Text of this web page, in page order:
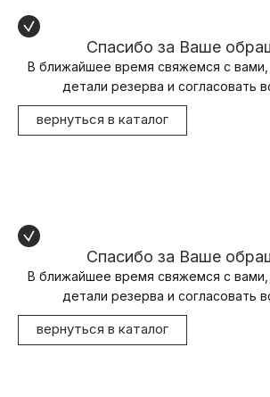
Спасибо за Ваше
В ближайшее время свяжемся с вами,
детали резерва и согласовать
вернуться в каталог
Спасибо за Ваше
В ближайшее время свяжемся с вами,
детали резерва и согласовать
вернуться в каталог